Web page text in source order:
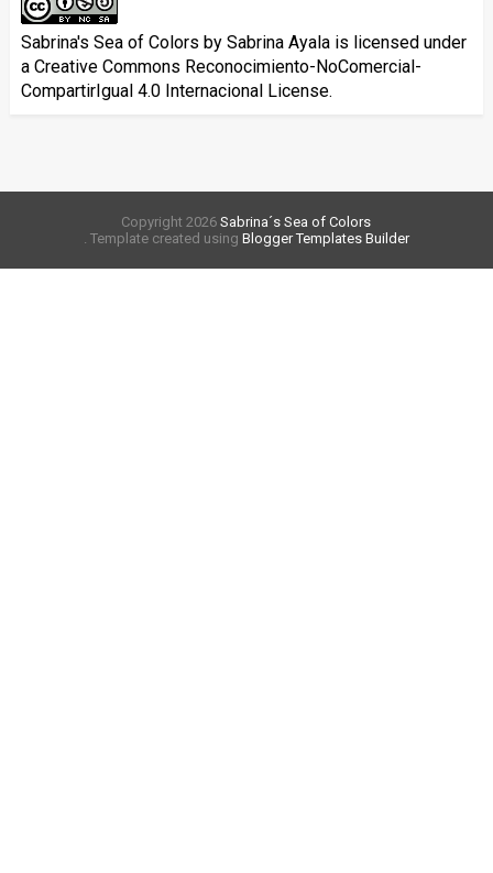
Sabrina's Sea of Colors by Sabrina Ayalais licensed under
a Creative Commons Reconocimiento-NoComercial-
CompartirIgual 4.0 Internacional License.
Copyright2026 Sabrina´s Sea of Colors
. Template created using Blogger Templates Builder